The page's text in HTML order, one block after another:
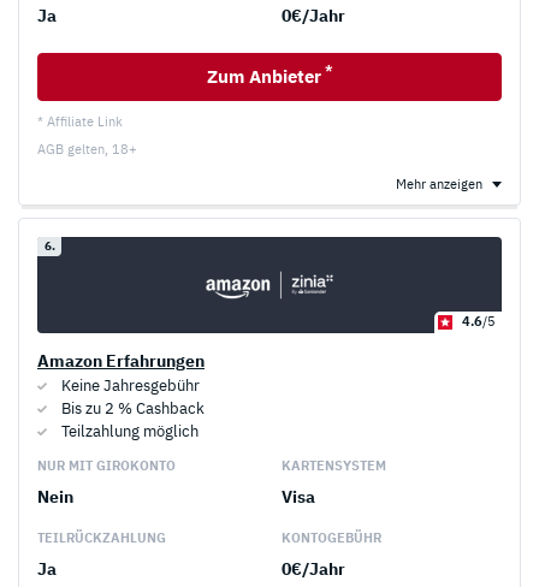
Ja 0€/Jahr
Zum Anbieter *
* Affiliate Link
AGB gelten, 18+
Mehr anzeigen
6.
4.6/5
Amazon Erfahrungen
Keine Jahresgebühr
Bis zu 2 % Cashback
Teilzahlung möglich
NUR MIT GIROKONTO
Nein
KARTENSYSTEM
Visa
TEILRÜCKZAHLUNG
Ja
KONTOGEBÜHR
0€/Jahr